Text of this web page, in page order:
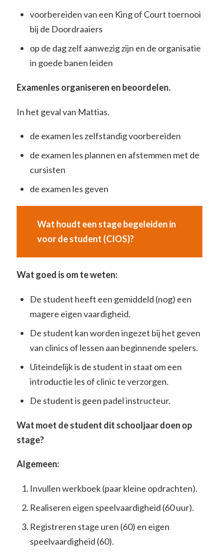
voorbereiden van een King of Court toernooi
bij de Doordraaiers
op de dag zelf aanwezig zijn en de organisatie
in goede banen leiden
Examenles organiseren en beoordelen.
In het geval van Mattias.
de examen les zelfstandig voorbereiden
de examen les plannen en afstemmen met de
cursisten
de examen les geven
Wat houdt een stage begeleiden in
voor de student (CIOS)?
Wat goed is om te weten:
De student heeft een gemiddeld (nog) een
magere eigen vaardigheid.
De student kan worden ingezet bij het geven
van clinics of lessen aan beginnende spelers.
Uiteindelijk is de student in staat om een
introductie les of clinic te verzorgen.
De student is geen padel instructeur.
Wat moet de student dit schooljaar doen op
stage?
Algemeen:
Invullen werkboek (paar kleine opdrachten).
Realiseren eigen speelvaardigheid (60 uur).
Registreren stage uren (60) en eigen
speelvaardigheid (60).